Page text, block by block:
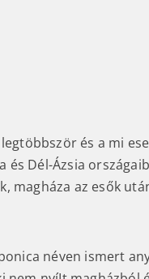
és a mi
és Dél-Ázsia
magháza az esők
néven ismert